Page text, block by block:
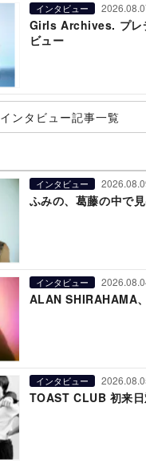
インタビュー
Girls Archives. プレ
ビュー
インタビュー記事一覧
インタビュー
ふみの、葛藤の中で
インタビュー
ALAN SHIRAHAMA
インタビュー
TOAST CLUB 初来